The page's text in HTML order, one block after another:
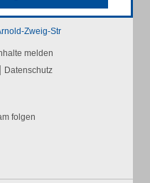
Zweig-Str
melden
| Datenschutz
folgen